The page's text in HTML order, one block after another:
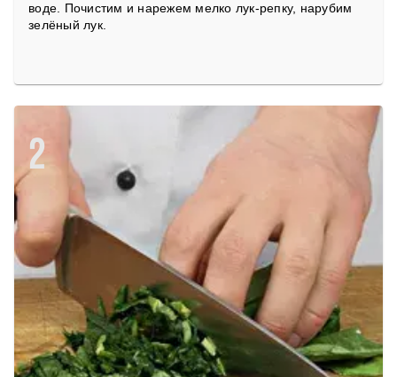
воде. Почистим и нарежем мелко лук-репку, нарубим
зелёный лук.
2